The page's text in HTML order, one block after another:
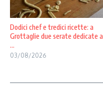
Dodici chef e tredici ricette: a
Grottaglie due serate dedicate a
...
03/08/2026